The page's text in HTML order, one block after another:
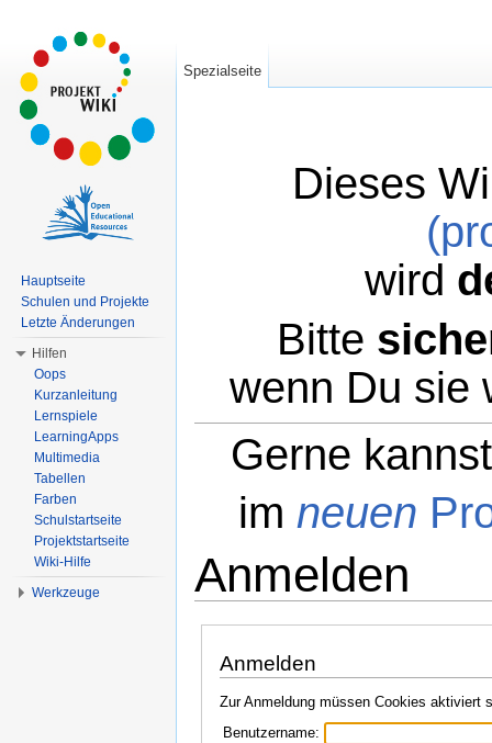
Dieses
wird
Bitte
wenn Du sie
Gerne
im neuen
Anmelden
Anmelden
Zur Anmeldung müssen Cookies aktiviert
Benutzername:
Spezialseite
Hauptseite
Schulen und Projekte
Letzte Änderungen
Hilfen
Oops
Kurzanleitung
Lernspiele
LearningApps
Multimedia
Tabellen
Farben
Schulstartseite
Projektstartseite
Wiki-Hilfe
Werkzeuge